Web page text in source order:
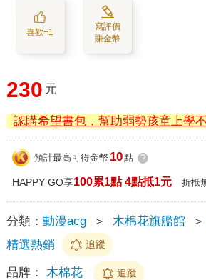
喜歡+1
寫評價
賺金幣
230 元
認購希望書包，幫助弱勢孩童上學
預計最高可得金幣 10點 ?
HAPPY GO享100累1點 4點抵1元 折抵
分類： 動漫acg ＞ 木棉花旗艦館 ＞
精選熱銷
追蹤
品牌： 木棉花 追蹤